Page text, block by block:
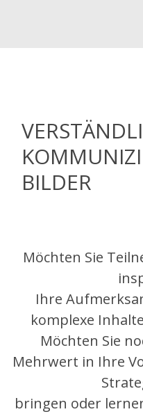
BILDER
Möchten Sie
Ihre
komplexe
Möchten Sie
Mehrwert in Ihre
bringen oder